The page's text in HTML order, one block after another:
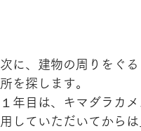
次に、建物の周りをぐ
所を探します。
１年目は、キマダラカ
用していただいてからは